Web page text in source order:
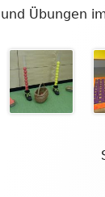
und Übungen